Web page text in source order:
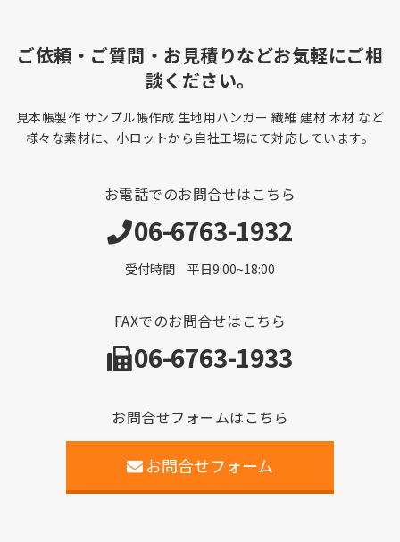
ご依頼・ご質問・お見積りなどお気軽にご相
談ください。
見本帳製作 サンプル帳作成 生地用ハンガー 繊維 建材 木材 など
様々な素材に、小ロットから自社工場にて対応しています。
お電話でのお問合せはこちら
06-6763-1932
受付時間 平日9:00~18:00
FAXでのお問合せはこちら
06-6763-1933
お問合せフォームはこちら
お問合せフォーム